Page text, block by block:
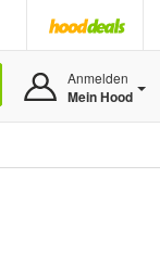
Anmelden
Mein Hood